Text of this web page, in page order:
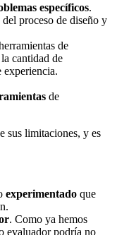
específicos.
del proceso de diseño y
de
cantidad de
experiencia.
de
sus limitaciones, y es
experimentado que
. Como ya hemos
evaluador podría no